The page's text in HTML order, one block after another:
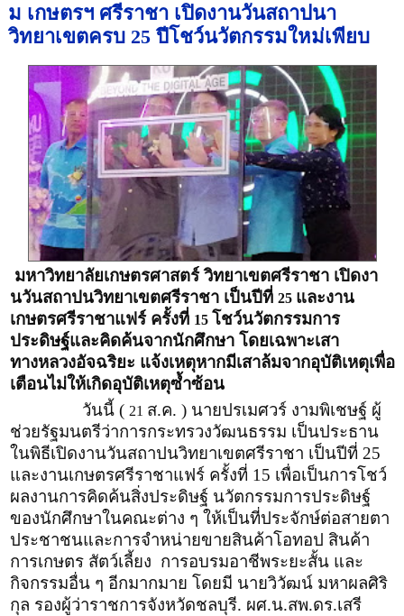
ม เกษตรฯ ศรีราชา เปิดงานวันสถาปนา
วิทยาเขตครบ 25 ปีโชว์นวัตกรรมใหม่เพียบ
มหาวิทยาลัยเกษตรศาสตร์ วิทยาเขตศรีราชา เปิดงา
นวันสถาปนวิทยาเขตศรีราชา เป็นปีที่ 25 และงาน
เกษตรศรีราชาแฟร์ ครั้งที่ 15 โชว์นวัตกรรมการ
ประดิษฐ์และคิดค้นจากนักศึกษา โดยเฉพาะเสา
ทางหลวงอัจฉริยะ แจ้งเหตุหากมีเสาล้มจากอุบัติเหตุเพื่อ
เตือนไม่ให้เกิดอุบัติเหตุซ้ำซ้อน
วันนี้ ( 21 ส.ค. ) นายปรเมศวร์ งามพิเชษฐ์ ผู้
ช่วยรัฐมนตรีว่าการกระทรวงวัฒนธรรม เป็นประธาน
ในพิธีเปิดงานวันสถาปนวิทยาเขตศรีราชา เป็นปีที่ 25
และงานเกษตรศรีราชาแฟร์ ครั้งที่ 15 เพื่อเป็นการโชว์
ผลงานการคิดค้นสิ่งประดิษฐ์ นวัตกรรมการประดิษฐ์
ของนักศึกษาในคณะต่าง ๆ ให้เป็นที่ประจักษ์ต่อสายตา
ประชาชนและการจำหน่ายขายสินค้าโอทอป สินค้า
การเกษตร สัตว์เลี้ยง การอบรมอาชีพระยะสั้น และ
กิจกรรมอื่น ๆ อีกมากมาย โดยมี นายวิวัฒน์ มหาผลศิริ
กุล รองผู้ว่าราชการจังหวัดชลบุรี. ผศ.น.สพ.ดร.เสรี